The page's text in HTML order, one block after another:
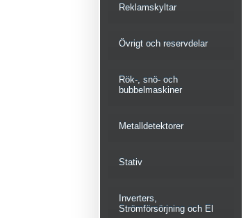
Reklamskyltar
Övrigt och reservdelar
Rök-, snö- och
bubbelmaskiner
Metalldetektorer
Stativ
Inverters,
Strömförsörjning och El